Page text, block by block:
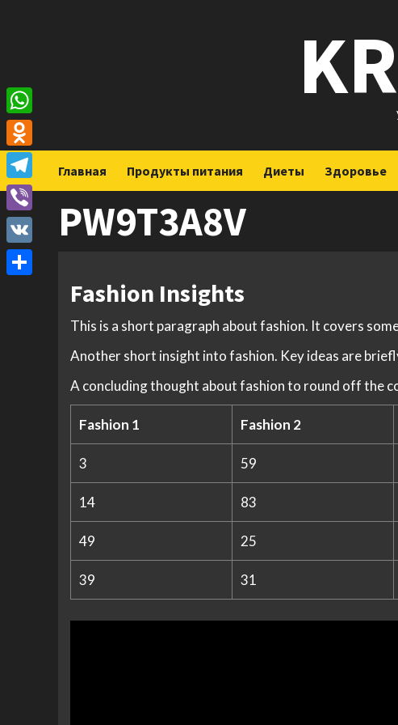
Главная Продукты питания Диеты Здоровье
PW9T3A8V
Fashion Insights
This is a short paragraph about fashion. It covers
Another short insight into fashion. Key ideas are
A concluding thought about fashion to round off the
Fashion 1 Fashion 2
3 59
14 83
49 25
39 31
WhatsApp
Odnoklassniki
Telegram
Viber
VK
Отправить